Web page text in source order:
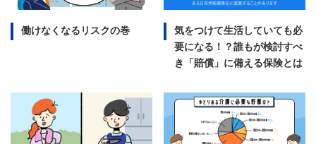
働けなくなるリスクの巻
気をつけて生活していても必
要になる！？誰もが検討すべ
き「賠償」に備える保険とは